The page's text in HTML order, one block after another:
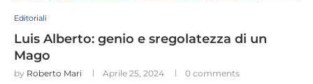
Editoriali
Luis Alberto: genio e sregolatezza di un
Mago
by Roberto Mari Aprile 25, 2024
0 comments